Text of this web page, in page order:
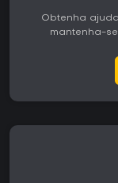
Obtenha
mantenha-